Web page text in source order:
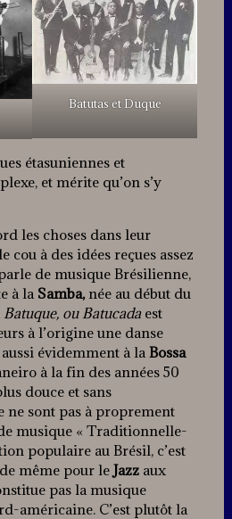
Batutas et Duque
étasuniennes et
et mérite qu’on s’y
les choses dans leur
cou à des idées reçues assez
de musique Brésilienne,
à la Samba, née au début du
Batuque, ou Batucada est
à l’origine une danse
évidemment à la Bossa
à la fin des années 50
douce et sans
ne sont pas à proprement
musique « Traditionnelle-
populaire au Brésil, c’est
même pour le Jazz aux
pas la musique
américaine. C’est plutôt la